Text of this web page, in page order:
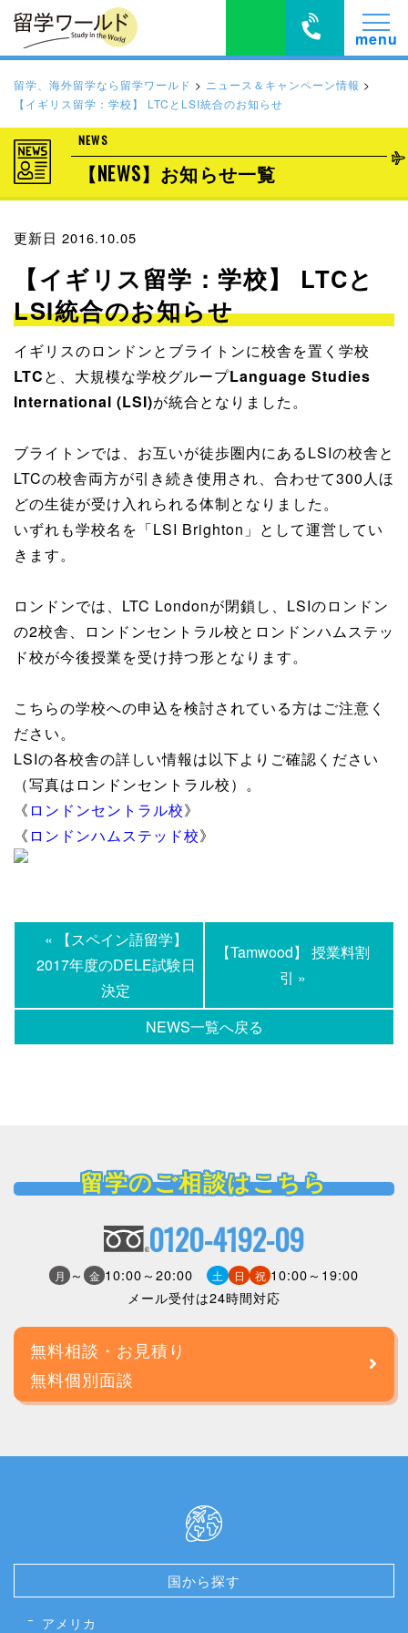
留学、海外留学なら留学ワールド > ニュース＆キャンペーン情報 >
【イギリス留学：学校】 LTCとLSI統合のお知らせ
NEWS
【NEWS】お知らせ一覧
更新日 2016.10.05
【イギリス留学：学校】 LTCと
LSI統合のお知らせ
イギリスのロンドンとブライトンに校舎を置く学校
LTCと、大規模な学校グループLanguage Studies
International (LSI)が統合となりました。
ブライトンでは、お互いが徒歩圏内にあるLSIの校舎と
LTCの校舎両方が引き続き使用され、合わせて300人ほ
どの生徒が受け入れられる体制となりました。
いずれも学校名を「LSI Brighton」として運営してい
きます。
ロンドンでは、LTC Londonが閉鎖し、LSIのロンドン
の2校舎、ロンドンセントラル校とロンドンハムステッ
ド校が今後授業を受け持つ形となります。
こちらの学校への申込を検討されている方はご注意く
ださい。
LSIの各校舎の詳しい情報は以下よりご確認ください
（写真はロンドンセントラル校）。
《 ロンドンセントラル校》
《 ロンドンハムステッド校》
« 【スペイン語留学】
2017年度のDELE試験日
決定
NEWS一覧へ戻る
【Tamwood】 授業料割
引 »
留学のご相談はこちら
0120-4192-09
月 ～ 金 10:00～20:00 土 日 祝 10:00～19:00
メール受付は24時間対応
無料相談・お見積り
無料個別面談
国から探す
アメリカ